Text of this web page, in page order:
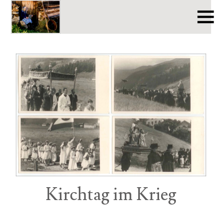
Kirchtag im Krieg